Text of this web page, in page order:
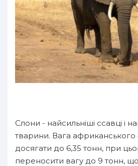
Слони - найсильніші ссавці і
тварини. Вага
досягати до 6,35 тонн, при
переносити вагу до 9 тонн,